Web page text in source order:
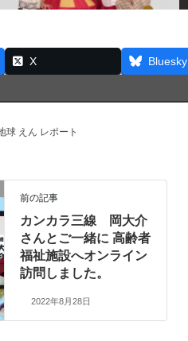
X Bluesky
球 えん レポート
前の記事
カンカラ三線 岡大介
さんとご一緒に 高齢者
福祉施設へオンライン
訪問しました。
2022年8月28日